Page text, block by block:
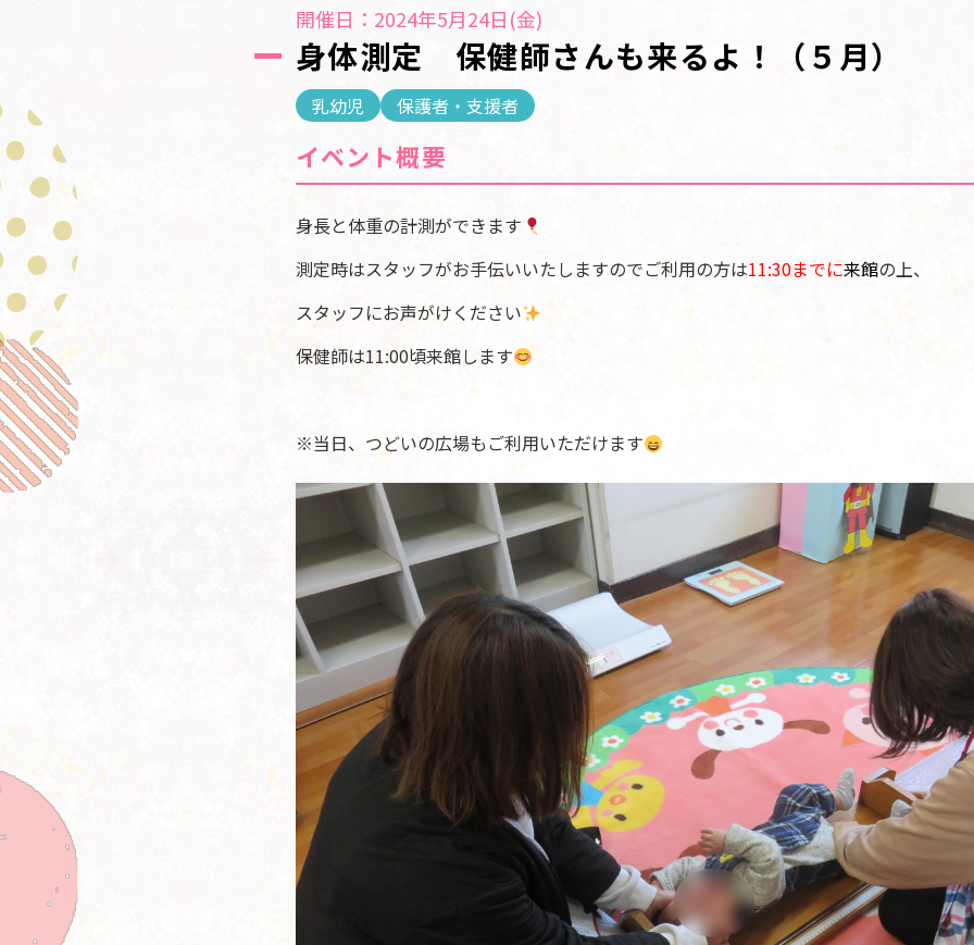
開催日：2024年5月24日(金)
身体測定 保健師さんも来るよ！（５月）
乳幼児 保護者・支援者
イベント概要
身長と体重の計測ができます
測定時はスタッフがお手伝いいたしますのでご利用の方は11:30までに来館の上、
スタッフにお声がけください
保健師は11:00頃来館します
※当日、つどいの広場もご利用いただけます